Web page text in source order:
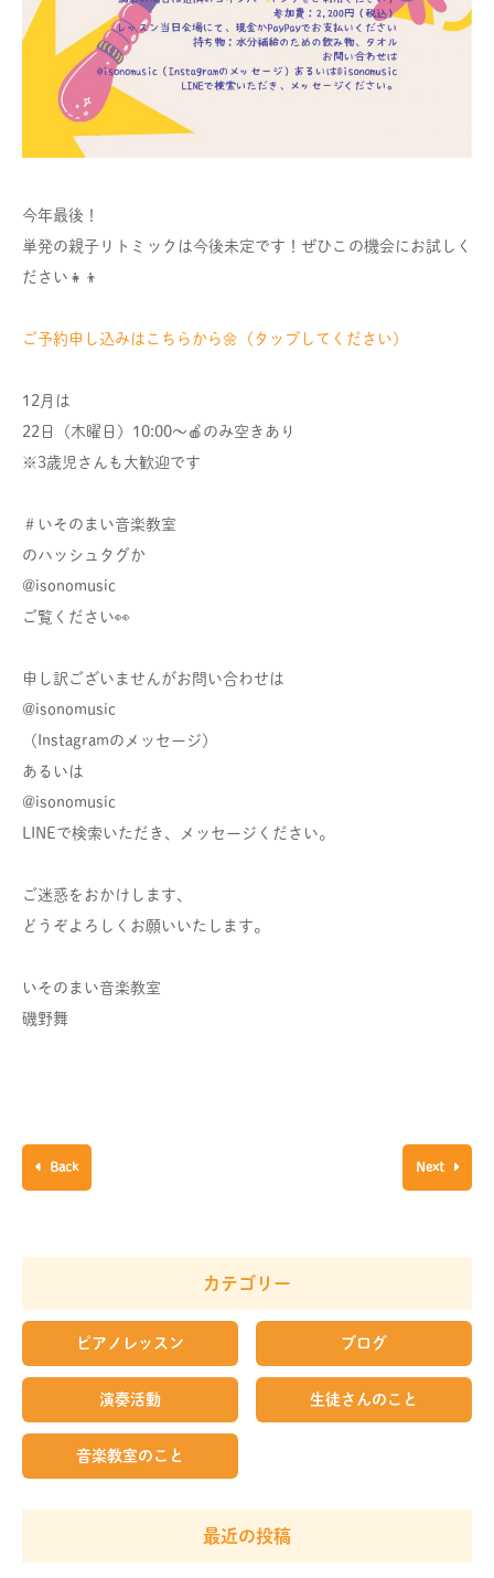
今年最後！
単発の親子リトミックは今後未定です！ぜひこの機会にお試しく
ださい👧👦
ご予約申し込みはこちらから🌼（タップしてください）
12月は
22日（木曜日）10:00〜🍎のみ空きあり
※3歳児さんも大歓迎です
＃いそのまい音楽教室
のハッシュタグか
@isonomusic
ご覧ください👀
申し訳ございませんがお問い合わせは
@isonomusic
（Instagramのメッセージ）
あるいは
@isonomusic
LINEで検索いただき、メッセージください。
ご迷惑をおかけします、
どうぞよろしくお願いいたします。
いそのまい音楽教室
磯野舞
Back Next
カテゴリー
ピアノレッスン ブログ
演奏活動 生徒さんのこと
音楽教室のこと
最近の投稿